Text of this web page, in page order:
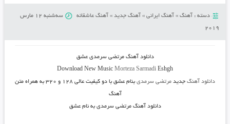
دسته : آهنگ» آهنگ ایرانی» آهنگ جدید» آهنگ عاشقانه
سه‌شنبه 12 مارس
2019
دانلود آهنگ مرتضی سرمدی عشق
Download New MusicMorteza Sarmadi Eshgh
دانلود آهنگجدید مرتضی سرمدیبنام عشق
با دو کیفیت عالی ۱۲۸ و ۳۲۰ به همراه متن
آهنگ
دانلود آهنگ مرتضی سرمدی به نام عشق